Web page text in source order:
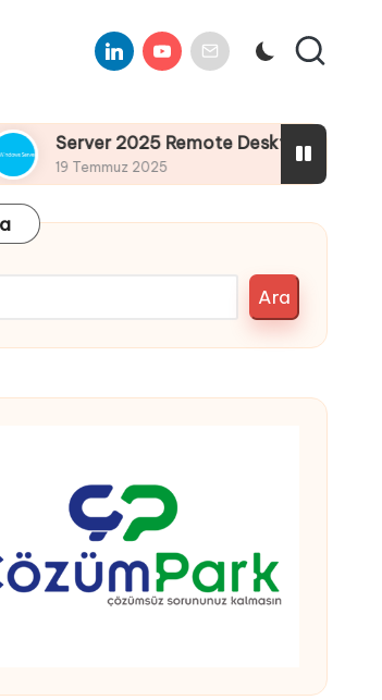
LinkedinYoutube
E-
Mail
2025 Remote Desktop Services
Temmuz 2025
Ara